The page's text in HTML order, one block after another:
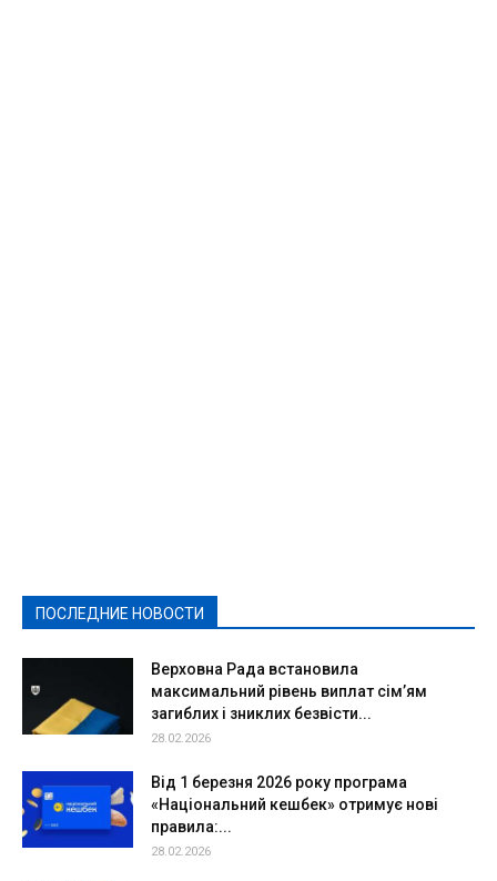
ПОСЛЕДНИЕ НОВОСТИ
Верховна Рада встановила
максимальний рівень виплат сім’ям
загиблих і зниклих безвісти...
28.02.2026
Від 1 березня 2026 року програма
«Національний кешбек» отримує нові
правила:...
28.02.2026